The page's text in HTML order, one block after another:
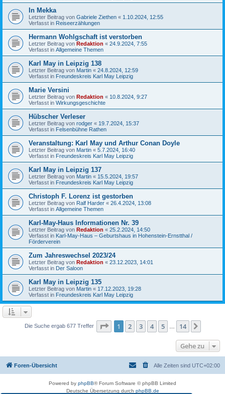
In Mekka
Letzter Beitrag von Gabriele Ziethen « 1.10.2024, 12:55
Verfasst in Reiseerzählungen
Hermann Wohlgschaft ist verstorben
Letzter Beitrag von Redaktion « 24.9.2024, 7:55
Verfasst in Allgemeine Themen
Karl May in Leipzig 138
Letzter Beitrag von Martin « 24.8.2024, 12:59
Verfasst in Freundeskreis Karl May Leipzig
Marie Versini
Letzter Beitrag von Redaktion « 10.8.2024, 9:27
Verfasst in Wirkungsgeschichte
Hübscher Verleser
Letzter Beitrag von rodger « 19.7.2024, 15:37
Verfasst in Felsenbühne Rathen
Veranstaltung: Karl May und Arthur Conan Doyle
Letzter Beitrag von Martin « 5.7.2024, 16:40
Verfasst in Freundeskreis Karl May Leipzig
Karl May in Leipzig 137
Letzter Beitrag von Martin « 15.5.2024, 19:57
Verfasst in Freundeskreis Karl May Leipzig
Christoph F. Lorenz ist gestorben
Letzter Beitrag von Ralf Harder « 26.4.2024, 13:08
Verfasst in Allgemeine Themen
Karl-May-Haus Informationen Nr. 39
Letzter Beitrag von Redaktion « 25.2.2024, 14:50
Verfasst in Karl-May-Haus – Geburtshaus in Hohenstein-Ernstthal /
Förderverein
Zum Jahreswechsel 2023/24
Letzter Beitrag von Redaktion « 23.12.2023, 14:01
Verfasst in Der Saloon
Karl May in Leipzig 135
Letzter Beitrag von Martin « 17.12.2023, 19:28
Verfasst in Freundeskreis Karl May Leipzig
Die Suche ergab 677 Treffer Seite 1von 14
1 2 3 4 5 14
Gehe zu
Foren-Übersicht Alle Zeiten sind UTC+02:00
Powered by phpBB® Forum Software © phpBB Limited
Deutsche Übersetzung durch phpBB.de